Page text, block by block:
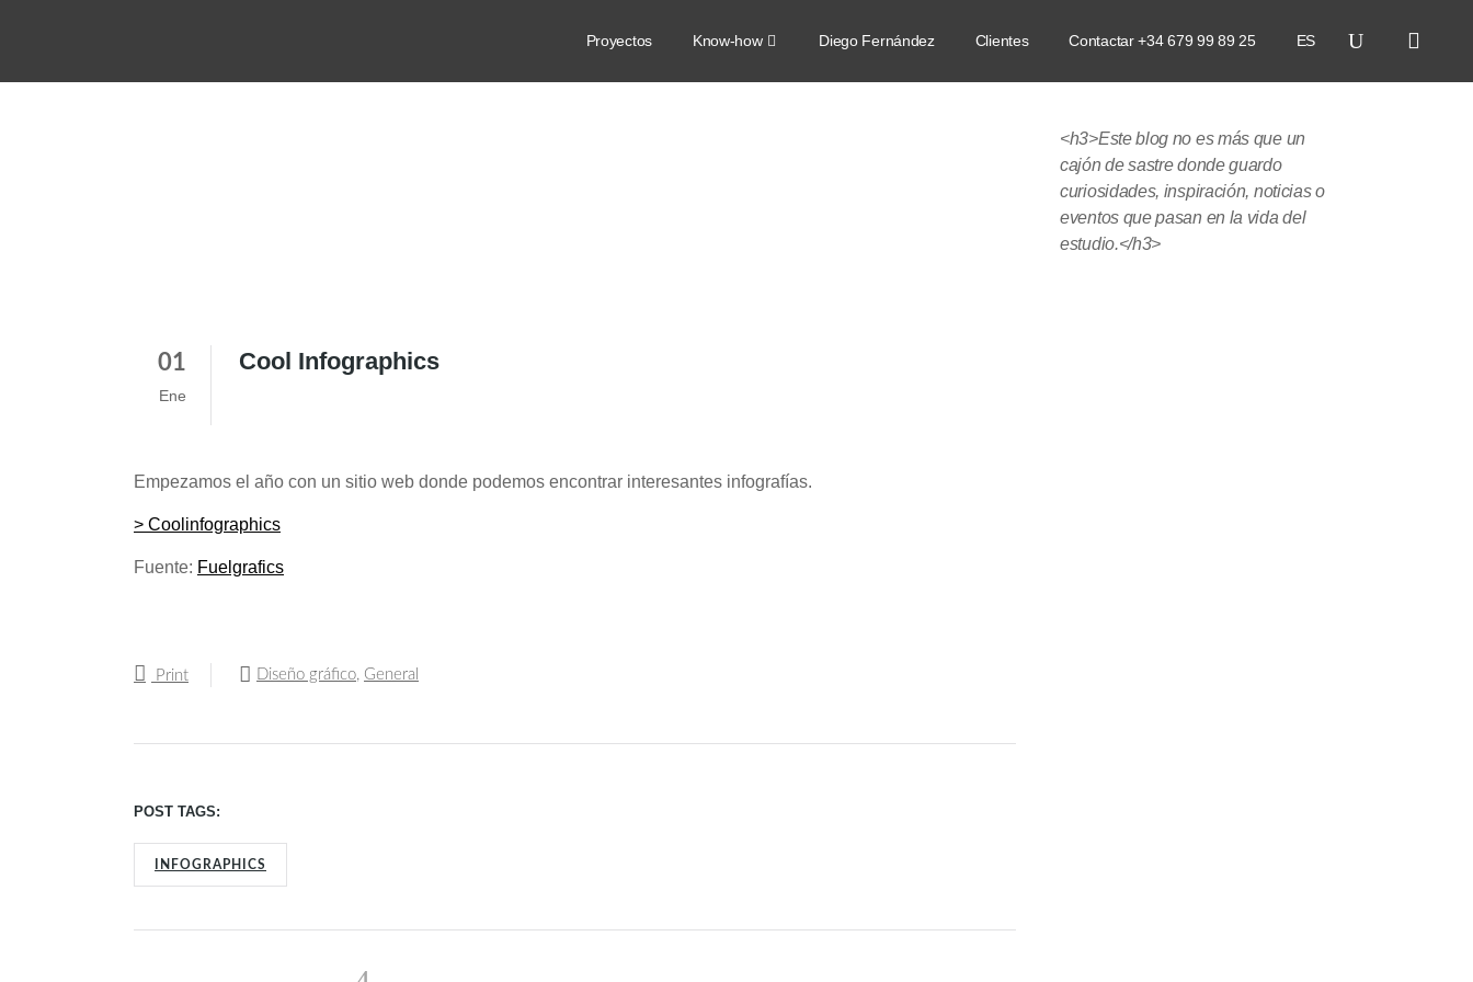
Proyectos Know-how Diego Fernández Clientes Contactar +34 679 99 89 25 ES
01
Ene
Cool Infographics
Empezamos el año con un sitio web donde podemos encontrar interesantes infografías.
> Coolinfographics
Fuente: Fuelgrafics
Print Diseño gráfico, General
POST TAGS:
INFOGRAPHICS
<h3>Este blog no es más que un
cajón de sastre donde guardo
curiosidades, inspiración, noticias o
eventos que pasan en la vida del
estudio.</h3>